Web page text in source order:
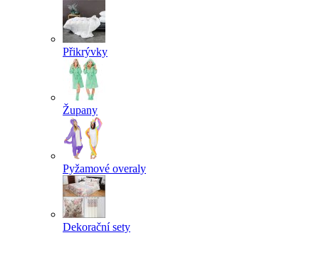
Přikrývky
Župany
Pyžamové overaly
Dekorační sety